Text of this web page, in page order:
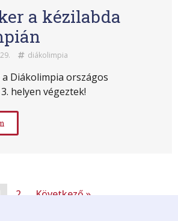
a kézilabda
diákolimpia
Diákolimpia országos
helyen végeztek!
2 Következő »